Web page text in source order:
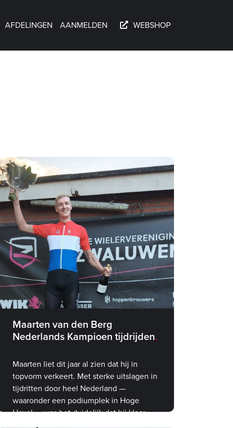
AFDELINGEN AANMELDEN WEBSHOP
Maarten van den Berg
Nederlands Kampioen tijdrijden
Maarten liet dit jaar al zien dat hij in
topvorm verkeert. Met sterke uitslagen in
tijdritten door heel Nederland —
waaronder een podiumplek in Hoge
Hexel — was het duidelijk dat hij klaar
was voor iets groots. Het NK was de